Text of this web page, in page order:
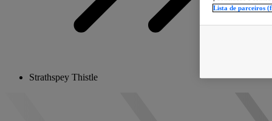
Strathspey Thistle
Lista de parceiros